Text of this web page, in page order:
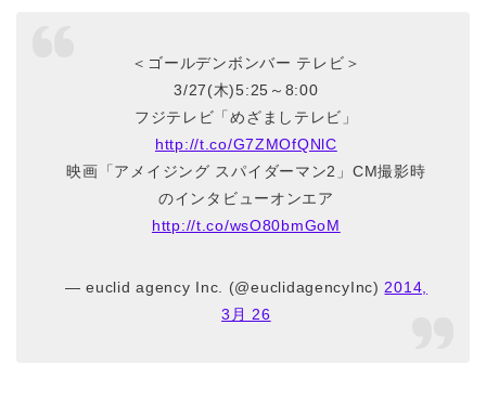
＜ゴールデンボンバー テレビ＞
3/27(木)5:25～8:00
フジテレビ「めざましテレビ」
http://t.co/G7ZMOfQNlC
映画「アメイジング スパイダーマン2」CM撮影時
のインタビューオンエア
http://t.co/wsO80bmGoM
— euclid agency Inc. (@euclidagencyInc) 2014,
3月 26